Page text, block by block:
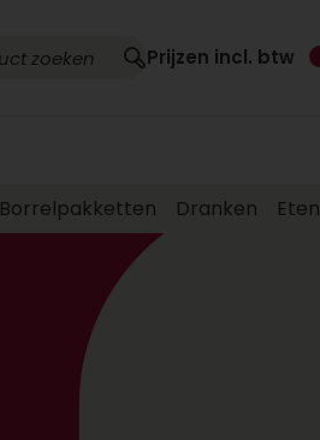
Prijzen incl. btw
Borrelpakketten Dranken Eten